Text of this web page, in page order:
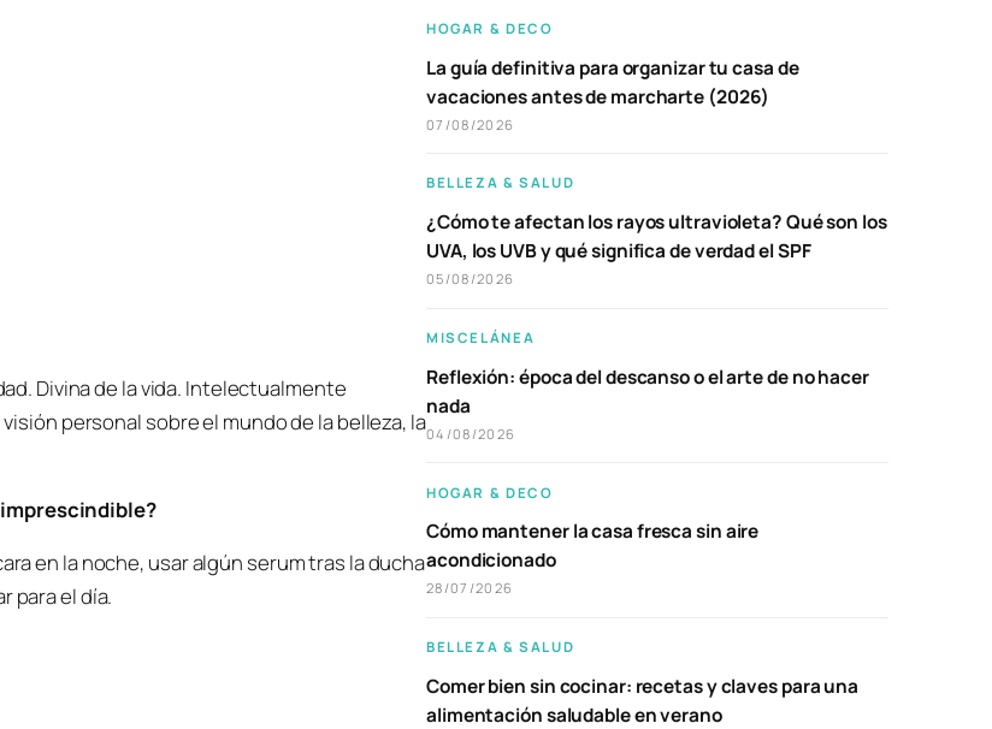
Divina de la vida. Intelectualmente
personal sobre el mundo de la belleza, la
en la noche, usar algún serum tras la ducha
para el día.
HOGAR & DECO
La guía definitiva para organizar tu casa de
vacaciones antes de marcharte (2026)
07/08/2026
BELLEZA & SALUD
¿Cómo te afectan los rayos ultravioleta? Qué son los
UVA, los UVB y qué significa de verdad el SPF
05/08/2026
MISCELÁNEA
Reflexión: época del descanso o el arte de no hacer
nada
04/08/2026
HOGAR & DECO
Cómo mantener la casa fresca sin aire
acondicionado
28/07/2026
BELLEZA & SALUD
Comer bien sin cocinar: recetas y claves para una
alimentación saludable en verano